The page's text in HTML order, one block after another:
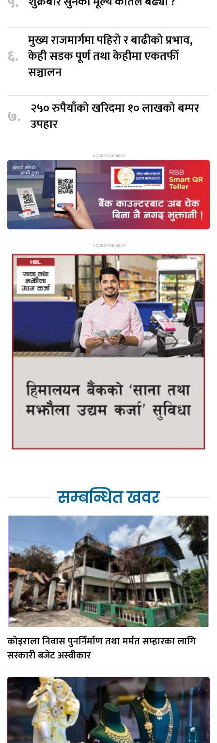
६.
मुख्य राजमार्गमा पहिरो र बाढीको प्रभाव,
केही सडक पूर्ण तथा केहीमा एकतर्फी
सञ्चालन
७. २५० रुपैयाँको खरिदमा १० लाखको बम्पर
उपहार
सम्बन्धित खवर
कोइराला निवास पुनर्निर्माण तथा मर्मत सम्हारका लागि
सरकारी बजेट अस्वीकार